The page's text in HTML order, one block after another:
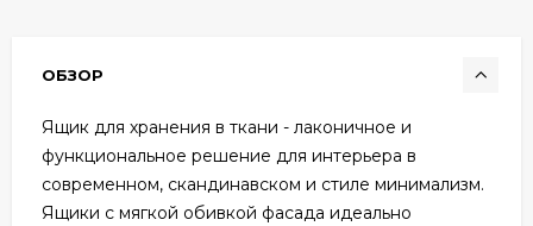
ОБЗОР
Ящик для хранения в ткани - лаконичное и
функциональное решение для интерьера в
современном, скандинавском и стиле минимализм.
Ящики c мягкой обивкой фасада идеально